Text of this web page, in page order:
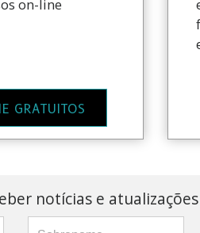
on-line
GRATUITOS
notícias e